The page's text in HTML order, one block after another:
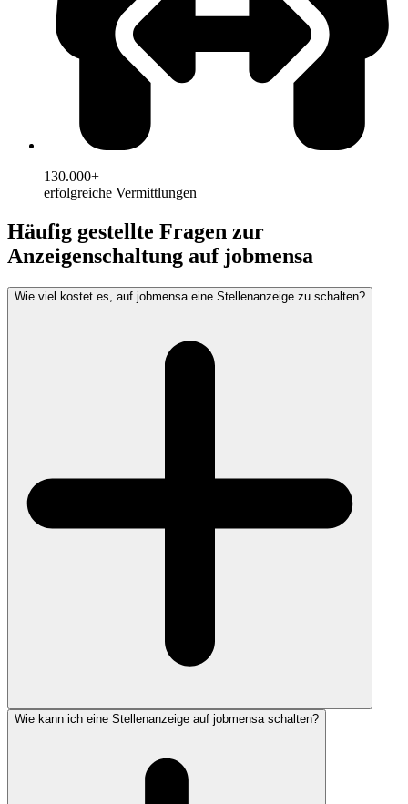
130.000+
erfolgreiche Vermittlungen
Häufig gestellte Fragen zur
Anzeigenschaltung auf jobmensa
Wie viel kostet es, auf jobmensa eine Stellenanzeige zu schalten?
Wie kann ich eine Stellenanzeige auf jobmensa schalten?